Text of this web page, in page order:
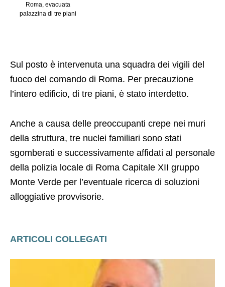
Roma, evacuata
palazzina di tre piani
Sul posto è intervenuta una squadra dei vigili del
fuoco del comando di Roma. Per precauzione
l’intero edificio, di tre piani, è stato interdetto.
Anche a causa delle preoccupanti crepe nei muri
della struttura, tre nuclei familiari sono stati
sgomberati e successivamente affidati al personale
della polizia locale di Roma Capitale XII gruppo
Monte Verde per l’eventuale ricerca di soluzioni
alloggiative provvisorie.
ARTICOLI COLLEGATI